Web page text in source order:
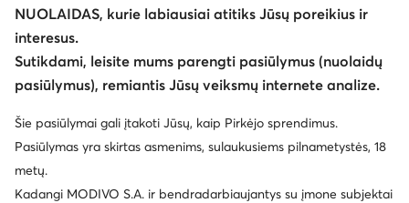
Nine West
Rankinė · Juoda
Dabartinė kaina
40,99€
Mažiausia kaina 45,99 €
Nine West
Rankinė · Ruda
Dabartinė kaina
48,99€
Mažiausia kaina
NUOLAIDAS, kurie labiausiai atitiks Jūsų poreikius ir
interesus.
Sutikdami, leisite mums parengti pasiūlymus (nuolaidų
pasiūlymus), remiantis Jūsų veiksmų internete analize.
Šie pasiūlymai gali įtakoti Jūsų, kaip Pirkėjo sprendimus.
Pasiūlymas yra skirtas asmenims, sulaukusiems pilnametystės, 18
metų.
Kadangi MODIVO S.A. ir bendradarbiaujantys su įmone subjektai